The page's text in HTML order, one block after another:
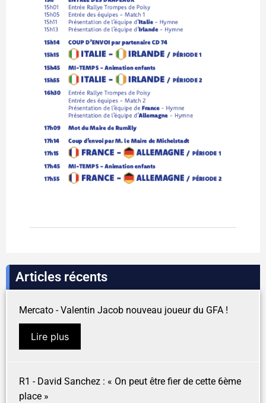
Articles récents
Mercato - Valentin Jacob nouveau joueur du GFA !
Lire plus
R1 - David Sanchez : « On peut être fier de cette 6ème
place »